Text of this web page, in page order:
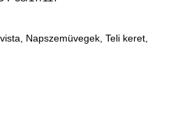
Napszemüvegek Teli keret